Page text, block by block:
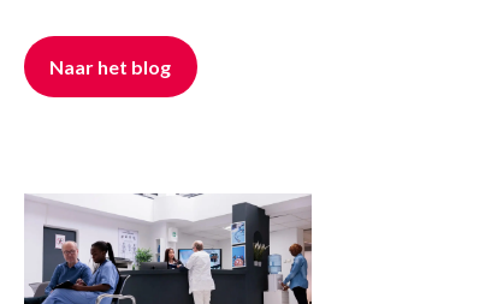
Naar het blog